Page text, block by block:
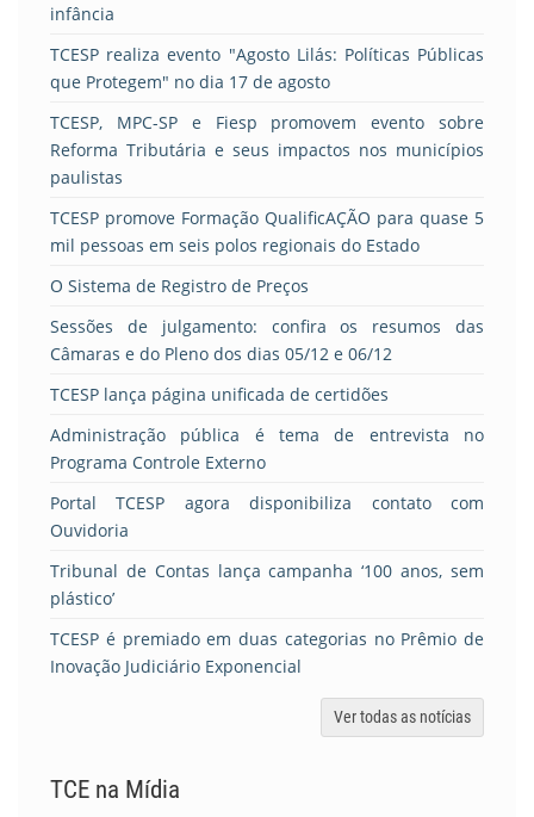
infância
TCESP realiza evento "Agosto Lilás: Políticas Públicas
que Protegem" no dia 17 de agosto
TCESP, MPC-SP e Fiesp promovem evento sobre
Reforma Tributária e seus impactos nos municípios
paulistas
TCESP promove Formação QualificAÇÃO para quase 5
mil pessoas em seis polos regionais do Estado
O Sistema de Registro de Preços
Sessões de julgamento: confira os resumos das
Câmaras e do Pleno dos dias 05/12 e 06/12
TCESP lança página unificada de certidões
Administração pública é tema de entrevista no
Programa Controle Externo
Portal TCESP agora disponibiliza contato com
Ouvidoria
Tribunal de Contas lança campanha ‘100 anos, sem
plástico’
TCESP é premiado em duas categorias no Prêmio de
Inovação Judiciário Exponencial
Ver todas as notícias
TCE na Mídia